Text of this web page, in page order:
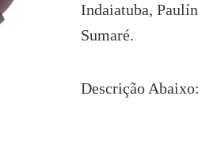
Indaiatuba,
Sumaré.
Descrição Abaixo: